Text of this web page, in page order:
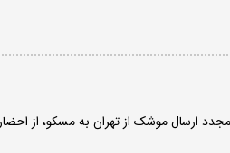
ارسال موشک از تهران به مسکو، از احضار